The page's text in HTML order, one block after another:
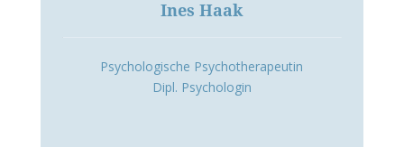
Ines Haak
Psychologische Psychotherapeutin
Dipl. Psychologin